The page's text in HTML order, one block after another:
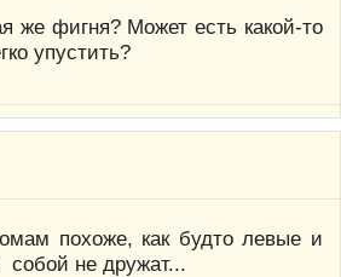
же фигня? Может есть какой-то
упустить?
похоже, как будто левые и
не дружат...